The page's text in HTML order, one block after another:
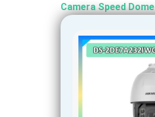
Camera Speed